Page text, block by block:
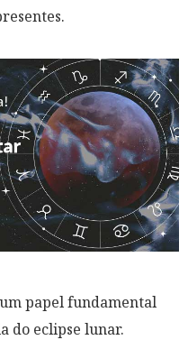
papel fundamental
do eclipse lunar.